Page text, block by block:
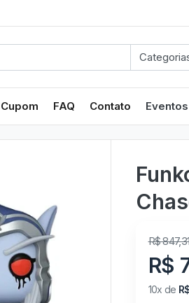
Cupom FAQ Contato Eventos
R$ 847,31
R$
10x de